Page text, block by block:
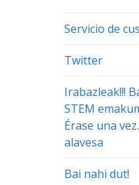
Servicio de
Twitter
Irabazleak!!!
STEM
Érase una
alavesa
Bai nahi dut!